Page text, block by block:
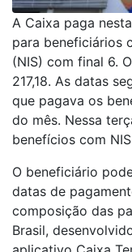
A Caixa paga
para beneficiários
(NIS) com final 6.
217,18. As datas
que pagava os
do mês. Nessa
benefícios com
O beneficiário
datas de
composição das
Brasil,